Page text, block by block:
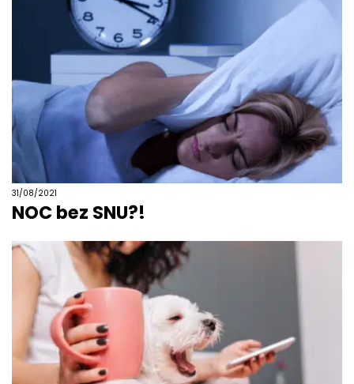
31/08/2021
NOC bez SNU?!